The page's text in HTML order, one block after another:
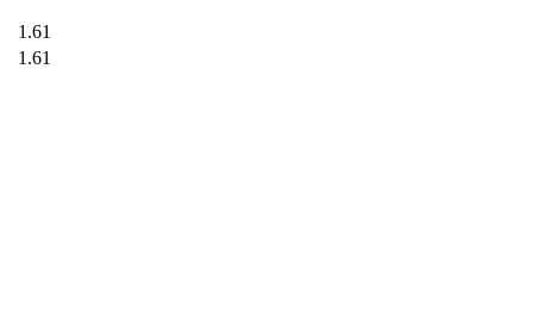
1.61
1.61